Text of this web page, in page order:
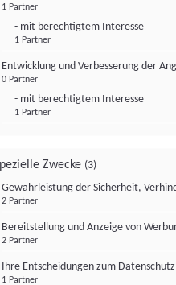
1 Partner
- mit berechtigtem Interesse
1 Partner
Entwicklung und Verbesserung der
0 Partner
- mit berechtigtem Interesse
1 Partner
Zwecke (3)
Gewährleistung der Sicherheit,
2 Partner
Bereitstellung und Anzeige von
2 Partner
Ihre Entscheidungen zum
1 Partner